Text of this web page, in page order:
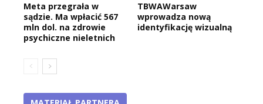
Meta przegrała w
sądzie. Ma wpłacić 567
mln dol. na zdrowie
psychiczne nieletnich
TBWAWarsaw
wprowadza nową
identyfikację wizualną